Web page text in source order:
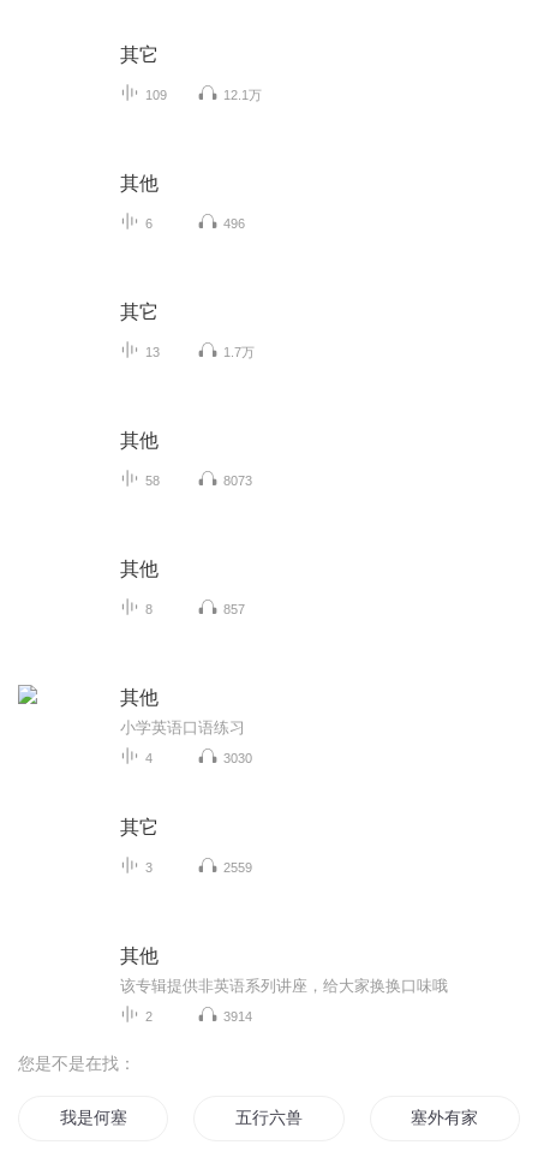
其它
109 12.1万
其他
6 496
其它
13 1.7万
其他
58 8073
其他
8 857
其他
小学英语口语练习
4 3030
其它
3 2559
其他
该专辑提供非英语系列讲座，给大家换换口味哦
2 3914
您是不是在找：
我是何塞 五行六兽 塞外有家